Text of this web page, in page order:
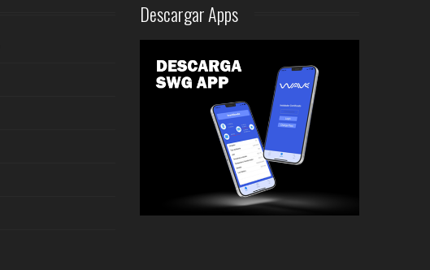
DescargarApps